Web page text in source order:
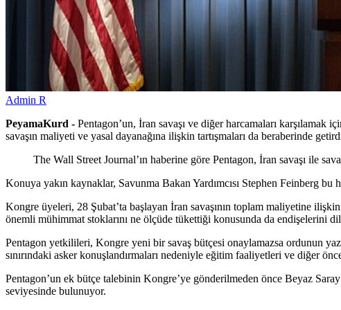
Admin R
PeyamaKurd - Pentagon’un, İran savaşı ve diğer harcamaları
savaşın maliyeti ve yasal dayanağına ilişkin tartışmaları da beraberinde
The Wall Street Journal’ın haberine göre Pentagon, İran savaşı ile
Konuya yakın kaynaklar, Savunma Bakan Yardımcısı Stephen Feinberg
Kongre üyeleri, 28 Şubat’ta başlayan İran savaşının toplam maliyetine
önemli mühimmat stoklarını ne ölçüde tükettiği konusunda da endişelerini
Pentagon yetkilileri, Kongre yeni bir savaş bütçesi onaylamazsa ordunun
sınırındaki asker konuşlandırmaları nedeniyle eğitim faaliyetleri ve diğer
Pentagon’un ek bütçe talebinin Kongre’ye gönderilmeden önce Beyaz
seviyesinde bulunuyor.